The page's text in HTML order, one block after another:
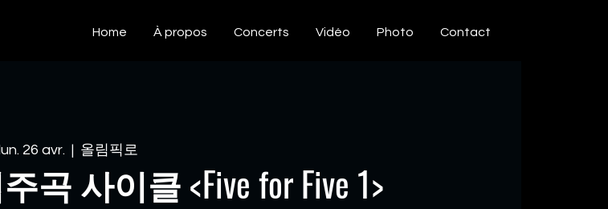
Home À propos Concerts Vidéo Photo Contact
26 avr.
  |
올림픽로
사이클 <Five for Five 1>